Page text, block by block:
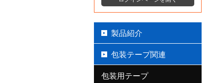
製品紹介
包装テープ関連
包装用テープ